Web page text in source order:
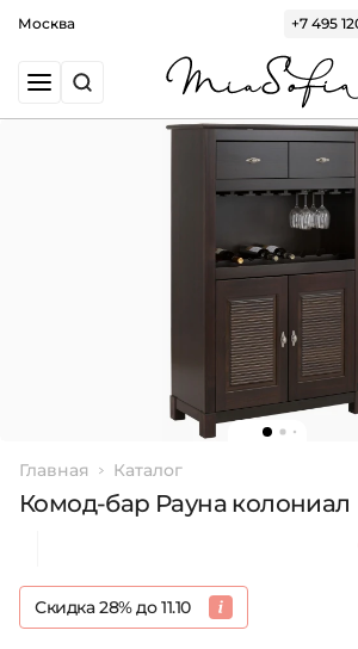
Москва +7 495
Главная Каталог
Комод-бар Рауна колониал
Скидка 28% до 11.10